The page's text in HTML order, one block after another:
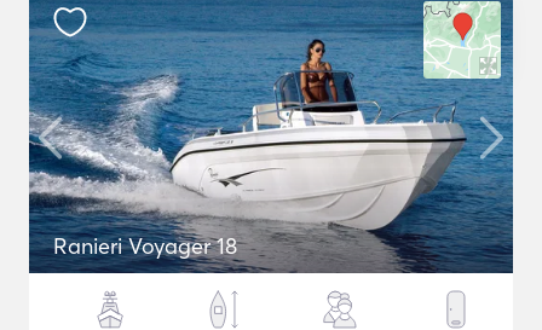
Ranieri Voyager 18